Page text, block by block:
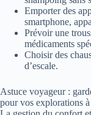
Emporter des
smartphone,
Prévoir une
médicaments
Choisir des
d’escale.
Astuce voyageur :
pour vos explorations